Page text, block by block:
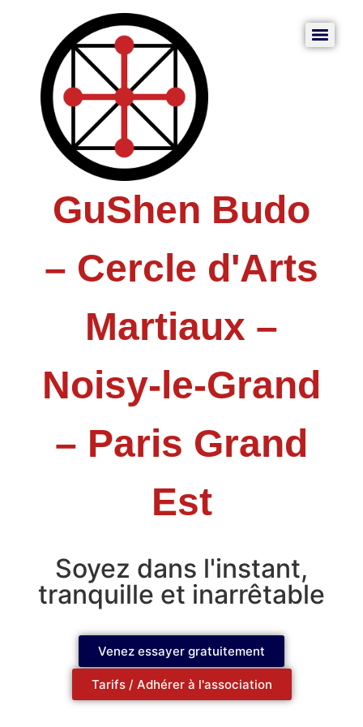
GuShen Budo
– Cercle d'Arts
Martiaux –
Noisy-le-Grand
– Paris Grand
Est
Soyez dans l'instant,
tranquille et inarrêtable
Venez essayer gratuitement
Tarifs / Adhérer à l'association